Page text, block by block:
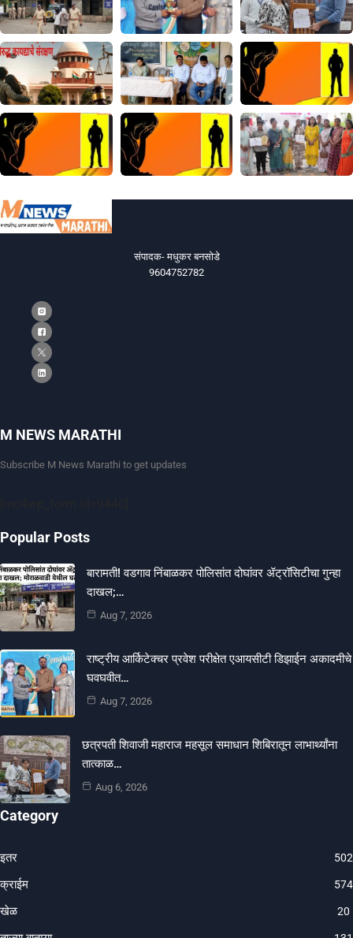
संपादक- मधुकर बनसोडे
9604752782
M NEWS MARATHI
Subscribe M News Marathi to get updates
Popular Posts
बारामती! वडगाव निंबाळकर पोलिसांत दोघांवर ॲट्रॉसिटीचा गुन्हा
दाखल;…
Aug 7, 2026
राष्ट्रीय आर्किटेक्चर प्रवेश परीक्षेत एआयसीटी डिझाईन अकादमीचे
घवघवीत…
Aug 7, 2026
छत्रपती शिवाजी महाराज महसूल समाधान शिबिरातून लाभार्थ्यांना
तात्काळ…
Aug 6, 2026
Category
इतर 502
क्राईम 574
खेळ 20